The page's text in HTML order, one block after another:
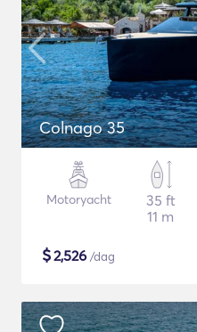
Colnago 35
Motoryacht
35 ft
11 m
$2,526 /dag